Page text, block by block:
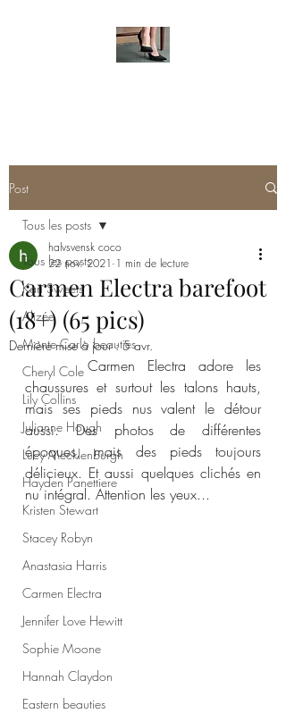
Post
Tous les posts
Kari Sweets
Alizée
Monte Carlo beauties
Cheryl Cole
Lily Collins
Julianne Hough
Lucy Mecklenburgh
Hayden Panettiere
Kristen Stewart
Stacey Robyn
Anastasia Harris
Carmen Electra
Jennifer Love Hewitt
Sophie Moone
Hannah Claydon
Eastern beauties
Tous les posts
Carmen Electra barefoot
(18+) (65 pics)
halvsvensk coco
22 nov. 2021 1 min de lecture
Dernière mise à jour :5 avr.
     Carmen Electra adore les
chaussures et surtout les talons hauts,
mais ses pieds nus valent le détour
aussi. Des photos de différentes
époques, mais des pieds toujours
délicieux. Et aussi quelques clichés en
nu intégral. Attention les yeux...